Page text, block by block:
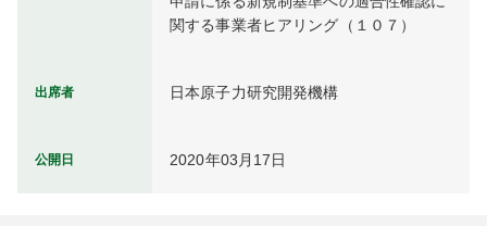
関する事業者ヒアリング（１０７）
出席者 日本原子力研究開発機構
公開日 2020年03月17日